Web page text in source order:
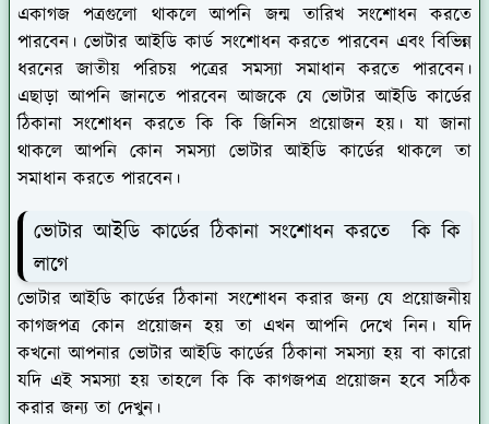
একাগজ পত্রগুলো থাকলে আপনি জন্ম তারিখ সংশোধন করতে
পারবেন। ভোটার আইডি কার্ড সংশোধন করতে পারবেন এবং বিভিন্ন
ধরনের জাতীয় পরিচয় পত্রের সমস্যা সমাধান করতে পারবেন।
এছাড়া আপনি জানতে পারবেন আজকে যে ভোটার আইডি কার্ডের
ঠিকানা সংশোধন করতে কি কি জিনিস প্রয়োজন হয়। যা জানা
থাকলে আপনি কোন সমস্যা ভোটার আইডি কার্ডের থাকলে তা
সমাধান করতে পারবেন।
ভোটার আইডি কার্ডের ঠিকানা সংশোধন করতে কি কি
লাগে
ভোটার আইডি কার্ডের ঠিকানা সংশোধন করার জন্য যে প্রয়োজনীয়
কাগজপত্র কোন প্রয়োজন হয় তা এখন আপনি দেখে নিন। যদি
কখনো আপনার ভোটার আইডি কার্ডের ঠিকানা সমস্যা হয় বা কারো
যদি এই সমস্যা হয় তাহলে কি কি কাগজপত্র প্রয়োজন হবে সঠিক
করার জন্য তা দেখুন।